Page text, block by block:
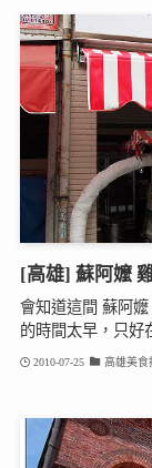
[高雄] 蘇阿嬤
會知道這間 蘇阿
的時間太早，只好
2010-07-25 高雄美食